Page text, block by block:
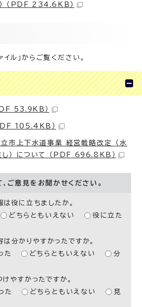
（PDF 234.6KB）
ル」からご覧ください。
53.9KB）
105.4KB）
上下水道事業 経営戦略改定 （水
） について （PDF 696.8KB）
ご意見をお聞かせください。
役に立ちましたか。
どちらともいえない
役に立た
分かりやすかったですか。
た
どちらともいえない
分
やすかったですか。
た
どちらともいえない
見